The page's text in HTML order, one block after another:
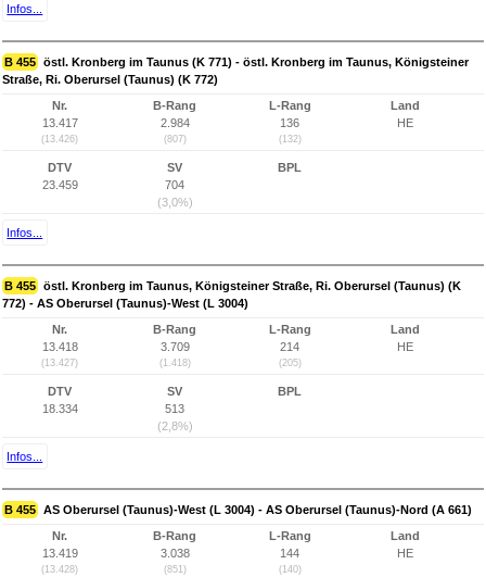
Infos...
B 455 östl. Kronberg im Taunus (K 771) - östl. Kronberg im Taunus, Königsteiner
Straße, Ri. Oberursel (Taunus) (K 772)
Nr.
13.417
(13.426)
B-Rang
2.984
(807)
L-Rang
136
(132)
Land
HE
DTV
23.459
SV
704
(3,0%)
BPL
Infos...
B 455 östl. Kronberg im Taunus, Königsteiner Straße, Ri. Oberursel (Taunus) (K
772) - AS Oberursel (Taunus)-West (L 3004)
Nr.
13.418
(13.427)
B-Rang
3.709
(1.418)
L-Rang
214
(205)
Land
HE
DTV
18.334
SV
513
(2,8%)
BPL
Infos...
B 455 AS Oberursel (Taunus)-West (L 3004) - AS Oberursel (Taunus)-Nord (A 661)
Nr.
13.419
(13.428)
B-Rang
3.038
(851)
L-Rang
144
(140)
Land
HE